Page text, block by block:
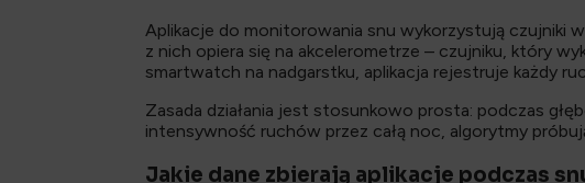
Aplikacje do monitorowania snu wykorzystują czujniki
z nich opiera się na akcelerometrze – czujniku, który
smartwatch na nadgarstku, aplikacja rejestruje każdy
Zasada działania jest stosunkowo prosta: podczas
intensywność ruchów przez całą noc, algorytmy
Jakie dane zbierają aplikacje podczas